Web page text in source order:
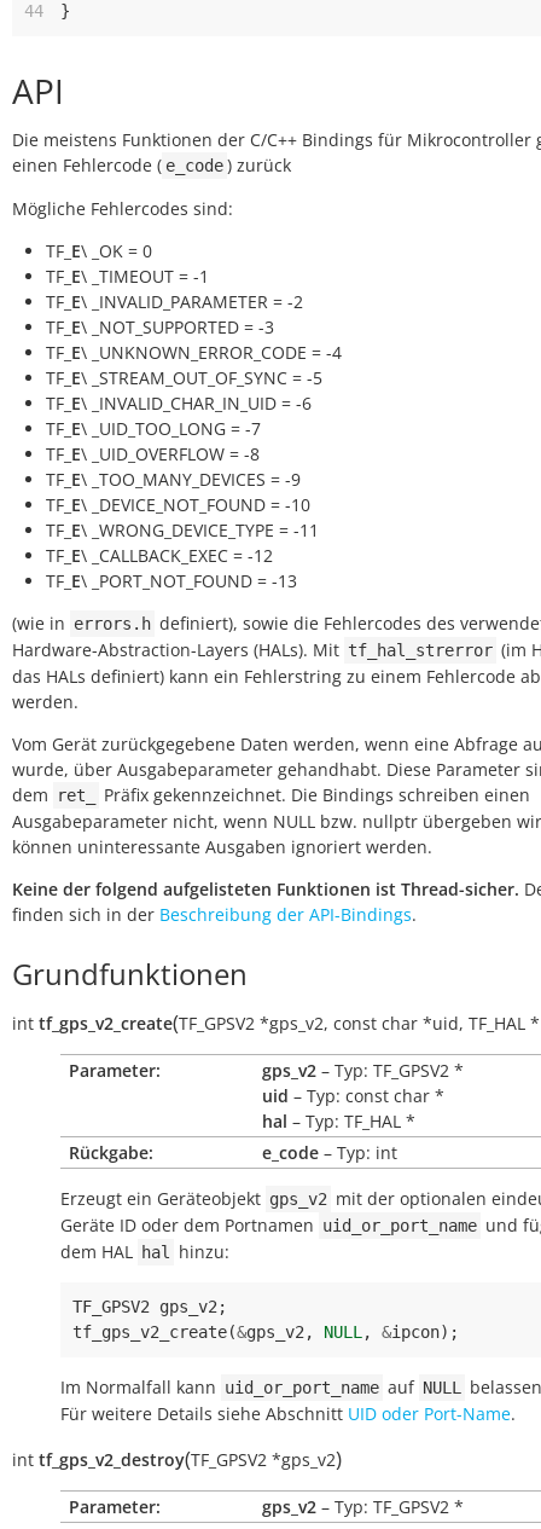
44
}
API
Die meistens Funktionen der C/C++ Bindings für Mikrocontroller
einen Fehlercode ( e_code) zurück
Mögliche Fehlercodes sind:
TF_ E\ _OK = 0
TF_ E\ _TIMEOUT = -1
TF_ E\ _INVALID_PARAMETER = -2
TF_ E\ _NOT_SUPPORTED = -3
TF_ E\ _UNKNOWN_ERROR_CODE = -4
TF_ E\ _STREAM_OUT_OF_SYNC = -5
TF_ E\ _INVALID_CHAR_IN_UID = -6
TF_ E\ _UID_TOO_LONG = -7
TF_ E\ _UID_OVERFLOW = -8
TF_ E\ _TOO_MANY_DEVICES = -9
TF_ E\ _DEVICE_NOT_FOUND = -10
TF_ E\ _WRONG_DEVICE_TYPE = -11
TF_ E\ _CALLBACK_EXEC = -12
TF_ E\ _PORT_NOT_FOUND = -13
(wie in errors.h definiert), sowie die Fehlercodes des
Hardware-Abstraction-Layers (HALs). Mit tf_hal_strerror (im
das HALs definiert) kann ein Fehlerstring zu einem Fehlercode
werden.
Vom Gerät zurückgegebene Daten werden, wenn eine Abfrage
wurde, über Ausgabeparameter gehandhabt. Diese Parameter
dem
ret_
Präfix gekennzeichnet. Die Bindings schreiben einen
Ausgabeparameter nicht, wenn NULL bzw. nullptr übergeben
können uninteressante Ausgaben ignoriert werden.
Keine der folgend aufgelisteten Funktionen ist Thread-sicher.
finden sich in der Beschreibung der API-Bindings.
Grundfunktionen
int tf_gps_v2_create(TF_GPSV2 *gps_v2, const char *uid, TF_HAL *
Parameter: gps_v2 – Typ: TF_GPSV2 *
uid – Typ: const char *
hal – Typ: TF_HAL *
Rückgabe:
e_code – Typ: int
Erzeugt ein Geräteobjekt gps_v2 mit der optionalen
Geräte ID oder dem Portnamen uid_or_port_name und
dem HAL hal hinzu:
TF_GPSV2 gps_v2 ;
tf_gps_v2_create(&gps_v2 , NULL , &ipcon);
Im Normalfall kann uid_or_port_name auf NULL
Für weitere Details siehe Abschnitt UID oder Port-Name.
int tf_gps_v2_destroy(TF_GPSV2 *gps_v2)
Parameter: gps_v2 – Typ: TF_GPSV2 *